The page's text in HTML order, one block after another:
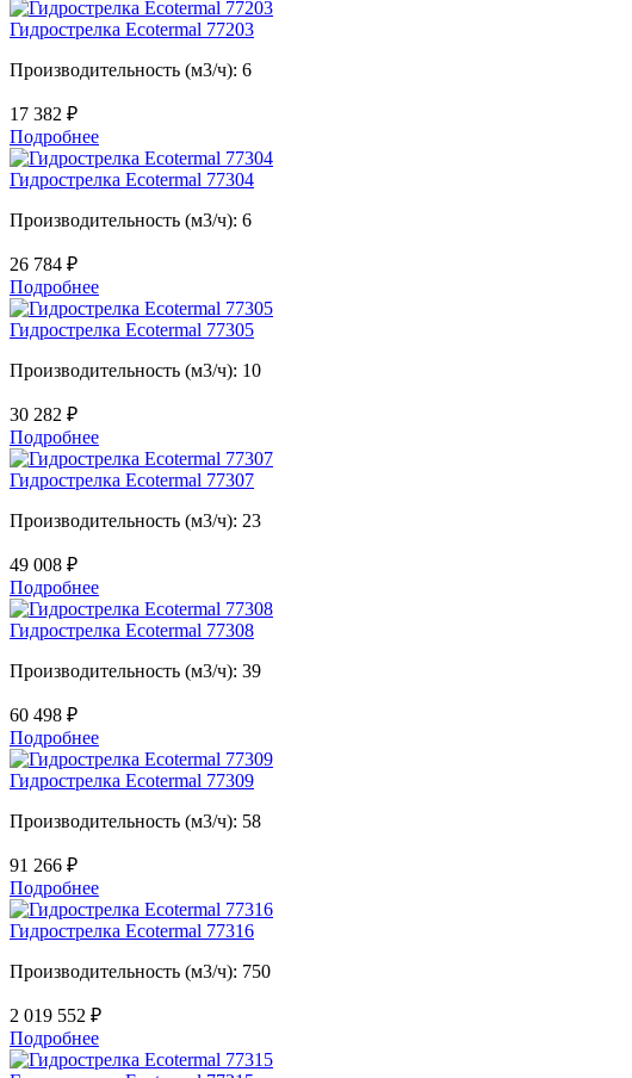
Гидрострелка Ecotermal 77203
Производительность (м3/ч): 6
17 382 ₽
Подробнее
Гидрострелка Ecotermal 77304
Производительность (м3/ч): 6
26 784 ₽
Подробнее
Гидрострелка Ecotermal 77305
Производительность (м3/ч): 10
30 282 ₽
Подробнее
Гидрострелка Ecotermal 77307
Производительность (м3/ч): 23
49 008 ₽
Подробнее
Гидрострелка Ecotermal 77308
Производительность (м3/ч): 39
60 498 ₽
Подробнее
Гидрострелка Ecotermal 77309
Производительность (м3/ч): 58
91 266 ₽
Подробнее
Гидрострелка Ecotermal 77316
Производительность (м3/ч): 750
2 019 552 ₽
Подробнее